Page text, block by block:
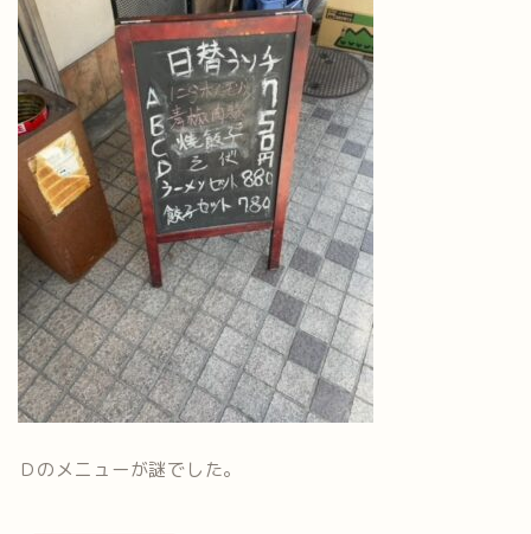
Ｄのメニューが謎でした。